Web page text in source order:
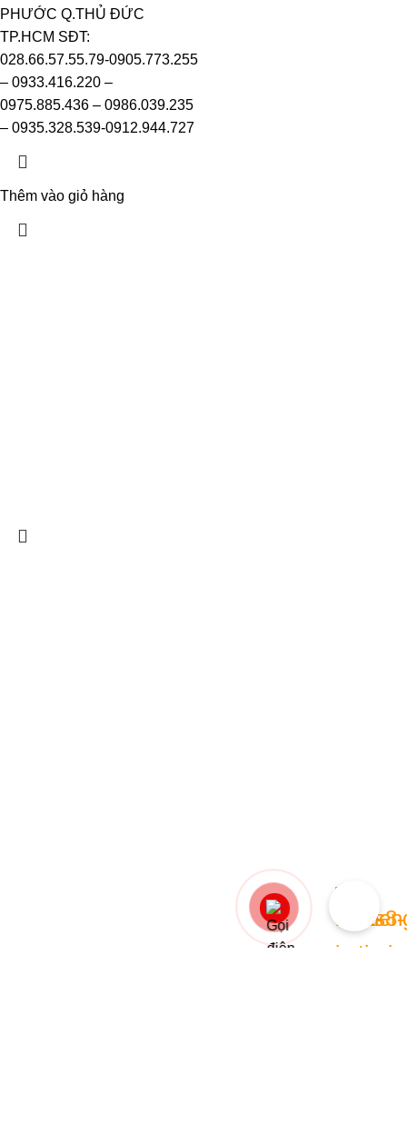
PHƯỚC Q.THỦ ĐỨC
TP.HCM SĐT:
028.66.57.55.79-0905.773.255
– 0933.416.220 –
0975.885.436 – 0986.039.235
– 0935.328.539-0912.944.727
Thêm vào giỏ hàng